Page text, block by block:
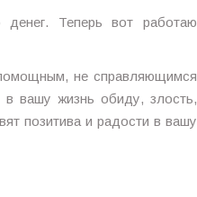
Теперь вот работаю
не справляющимся
вашу жизнь обиду, злость,
позитива и радости в вашу